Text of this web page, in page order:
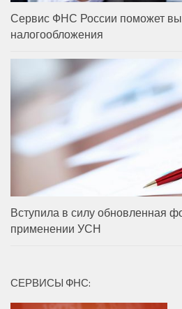
Сервис ФНС России поможет
налогообложения
Вступила в силу обновленная
применении УСН
СЕРВИСЫ ФНС: